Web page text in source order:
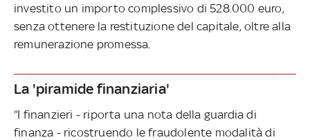
investito un importo complessivo di 528.000 euro,
senza ottenere la restituzione del capitale, oltre alla
remunerazione promessa.
La 'piramide finanziaria'
“I finanzieri - riporta una nota della guardia di
finanza - ricostruendo le fraudolente modalità di